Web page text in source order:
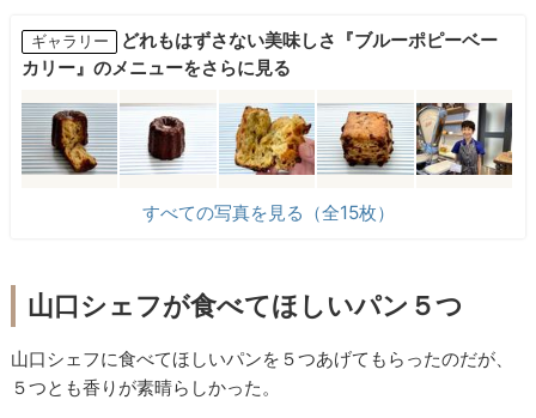
ギャラリー
どれもはずさない美味しさ『ブルーポピーベー
カリー』のメニューをさらに見る
すべての写真を見る（全15枚）
山口シェフが食べてほしいパン５つ
山口シェフに食べてほしいパンを５つあげてもらったのだが、
５つとも香りが素晴らしかった。